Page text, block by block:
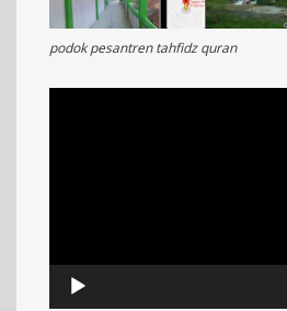
podok pesantren tahfidz quran